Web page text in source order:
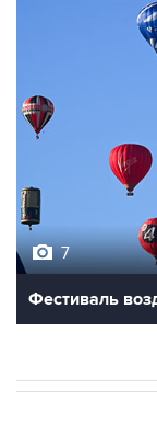
Фестиваль